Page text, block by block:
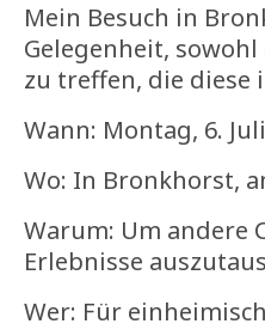
Mein Besuch in
Gelegenheit,
zu treffen, die diese
Wann: Montag, 6.
Wo: In Bronkhorst,
Warum: Um andere
Erlebnisse
Wer: Für